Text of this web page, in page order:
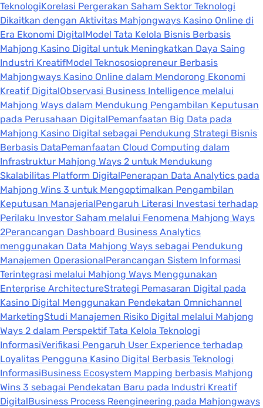
TeknologiKorelasi Pergerakan Saham Sektor Teknologi
Dikaitkan dengan Aktivitas Mahjongways Kasino Online di
Era Ekonomi DigitalModel Tata Kelola Bisnis Berbasis
Mahjong Kasino Digital untuk Meningkatkan Daya Saing
Industri KreatifModel Teknososiopreneur Berbasis
Mahjongways Kasino Online dalam Mendorong Ekonomi
Kreatif DigitalObservasi Business Intelligence melalui
Mahjong Ways dalam Mendukung Pengambilan Keputusan
pada Perusahaan DigitalPemanfaatan Big Data pada
Mahjong Kasino Digital sebagai Pendukung Strategi Bisnis
Berbasis DataPemanfaatan Cloud Computing dalam
Infrastruktur Mahjong Ways 2 untuk Mendukung
Skalabilitas Platform DigitalPenerapan Data Analytics pada
Mahjong Wins 3 untuk Mengoptimalkan Pengambilan
Keputusan ManajerialPengaruh Literasi Investasi terhadap
Perilaku Investor Saham melalui Fenomena Mahjong Ways
2Perancangan Dashboard Business Analytics
menggunakan Data Mahjong Ways sebagai Pendukung
Manajemen OperasionalPerancangan Sistem Informasi
Terintegrasi melalui Mahjong Ways Menggunakan
Enterprise ArchitectureStrategi Pemasaran Digital pada
Kasino Digital Menggunakan Pendekatan Omnichannel
MarketingStudi Manajemen Risiko Digital melalui Mahjong
Ways 2 dalam Perspektif Tata Kelola Teknologi
InformasiVerifikasi Pengaruh User Experience terhadap
Loyalitas Pengguna Kasino Digital Berbasis Teknologi
InformasiBusiness Ecosystem Mapping berbasis Mahjong
Wins 3 sebagai Pendekatan Baru pada Industri Kreatif
DigitalBusiness Process Reengineering pada Mahjongways